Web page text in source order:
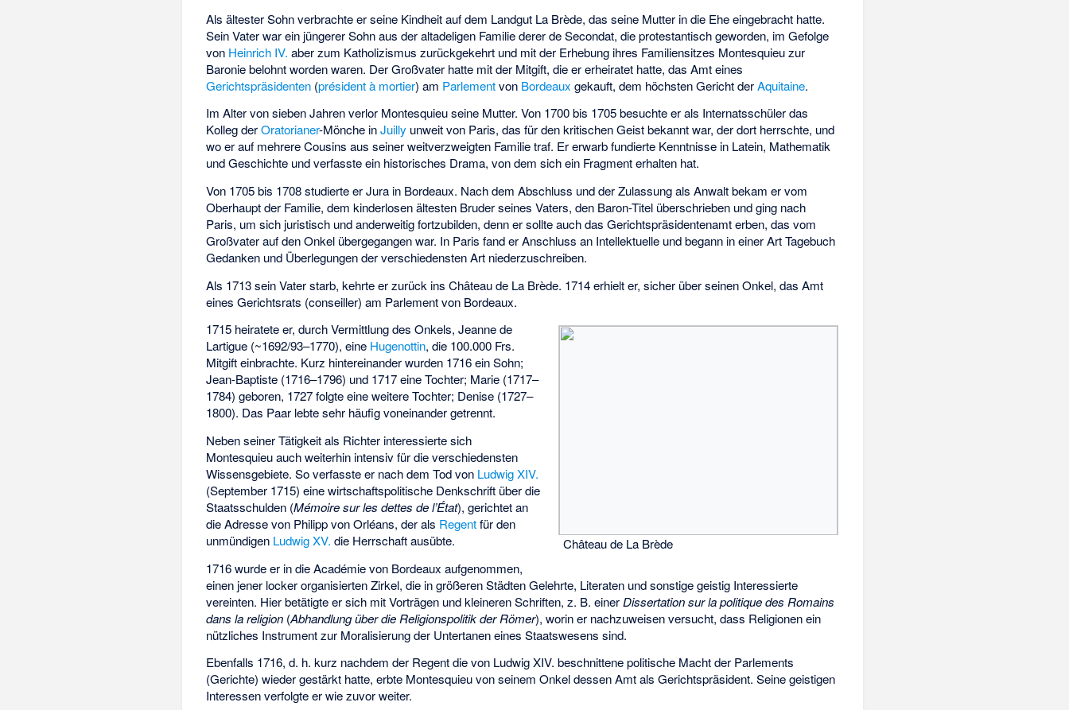
Als ältester Sohn verbrachte er seine Kindheit auf dem Landgut La Brède, das seine Mutter in die Ehe eingebracht hatte.
Sein Vater war ein jüngerer Sohn aus der altadeligen Familie derer de Secondat, die protestantisch geworden, im Gefolge
von Heinrich IV. aber zum Katholizismus zurückgekehrt und mit der Erhebung ihres Familiensitzes Montesquieu zur
Baronie belohnt worden waren. Der Großvater hatte mit der Mitgift, die er erheiratet hatte, das Amt eines
Gerichtspräsidenten (président à mortier) am Parlementvon Bordeaux gekauft, dem höchsten Gericht derAquitaine.
Im Alter von sieben Jahren verlor Montesquieu seine Mutter. Von 1700 bis 1705 besuchte er als Internatsschüler das
Kolleg derOratorianer-Mönche inJuilly unweit von Paris, das für den kritischen Geist bekannt war, der dort herrschte, und
wo er auf mehrere Cousins aus seiner weitverzweigten Familie traf. Er erwarb fundierte Kenntnisse in Latein, Mathematik
und Geschichte und verfasste ein historisches Drama, von dem sich ein Fragment erhalten hat.
Von 1705 bis 1708 studierte er Jura in Bordeaux. Nach dem Abschluss und der Zulassung als Anwalt bekam er vom
Oberhaupt der Familie, dem kinderlosen ältesten Bruder seines Vaters, den Baron-Titel überschrieben und ging nach
Paris, um sich juristisch und anderweitig fortzubilden, denn er sollte auch das Gerichtspräsidentenamt erben, das vom
Großvater auf den Onkel übergegangen war. In Paris fand er Anschluss an Intellektuelle und begann in einer Art Tagebuch
Gedanken und Überlegungen der verschiedensten Art niederzuschreiben.
Als 1713 sein Vater starb, kehrte er zurück insChâteau de La Brède. 1714 erhielt er, sicher über seinen Onkel, das Amt
eines Gerichtsrats (conseiller) am Parlement von Bordeaux.
Château de La Brède
1715 heiratete er, durch Vermittlung des Onkels, Jeanne de
Lartigue (~1692/93–1770), eine Hugenottin, die 100.000 Frs.
Mitgift einbrachte. Kurz hintereinander wurden 1716 ein Sohn;
Jean-Baptiste (1716–1796) und 1717 eine Tochter; Marie (1717–
1784) geboren, 1727 folgte eine weitere Tochter; Denise (1727–
1800). Das Paar lebte sehr häufig voneinander getrennt.
Neben seiner Tätigkeit als Richter interessierte sich
Montesquieu auch weiterhin intensiv für die verschiedensten
Wissensgebiete. So verfasste er nach dem Tod von Ludwig XIV.
(September 1715) eine wirtschaftspolitische Denkschrift über die
Staatsschulden (Mémoire sur les dettes de l’État), gerichtet an
die Adresse von Philipp von Orléans, der als Regentfür den
unmündigen Ludwig XV. die Herrschaft ausübte.
1716 wurde er in die Académie von Bordeaux aufgenommen,
einen jener locker organisierten Zirkel, die in größeren Städten Gelehrte, Literaten und sonstige geistig Interessierte
vereinten. Hier betätigte er sich mit Vorträgen und kleineren Schriften, z. B. einerDissertation sur la politique des Romains
dans la religion (Abhandlung über die Religionspolitik der Römer), worin er nachzuweisen versucht, dass Religionen ein
nützliches Instrument zur Moralisierung der Untertanen eines Staatswesens sind.
Ebenfalls 1716, d. h. kurz nachdem der Regent die von Ludwig XIV. beschnittene politische Macht der Parlements
(Gerichte) wieder gestärkt hatte, erbte Montesquieu von seinem Onkel dessen Amt als Gerichtspräsident. Seine geistigen
Interessen verfolgte er wie zuvor weiter.